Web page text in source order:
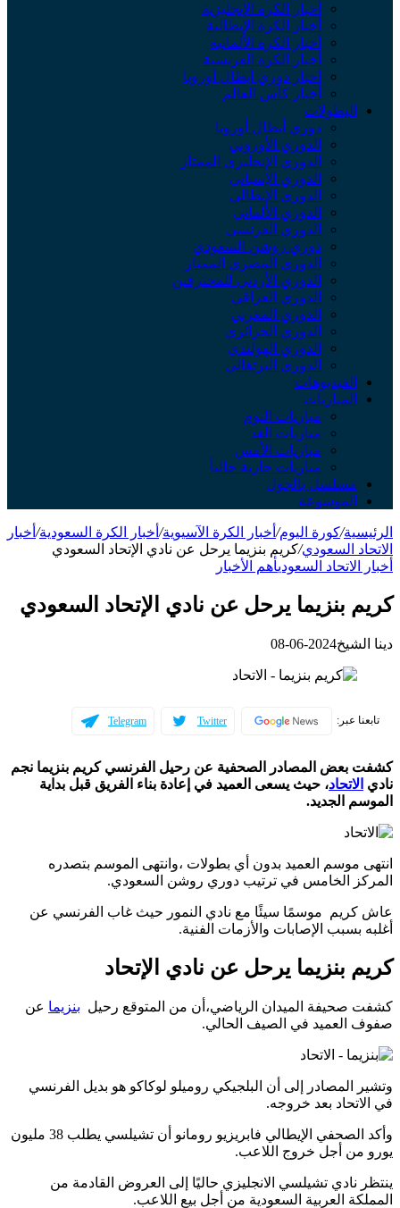
أخبار الكرة الإنجليزية
أخبار الكرة الإيطالية
أخبار الكرة الألمانية
أخبار الكرة الفرنسية
أخبار دوري أبطال أوروبا
أخبار كأس العالم
البطولات
دوري أبطال أوروبا
الدوري الأوروبي
الدوري الإنجليزي الممتاز
الدوري الإسباني
الدوري الإيطالي
الدوري الألماني
الدوري الفرنسي
دوري روشن السعودي
الدوري المصري الممتاز
الدوري الأردني للمحترفين
الدوري العراقي
الدوري المغربي
الدوري الجزائري
الدوري الهولندي
الدوري البرتغالي
الفيديوهات
المباريات
مباريات اليوم
مباريات الغد
مباريات الأمس
مباريات جارية حالياً
مسلسل بالجول
الموسوعة
الرئيسية/كورة اليوم/ أخبار الكرة الآسيوية/ أخبار الكرة السعودية/ أخبار
الاتحاد السعودي/كريم بنزيما يرحل عن نادي الإتحاد السعودي
أخبار الاتحاد السعوديأهم الأخبار
كريم بنزيما يرحل عن نادي الإتحاد السعودي
دينا الشيخ2024-06-08
تابعنا عبر: Twitter
Telegram
كشفت بعض المصادر الصحفية عن رحيل الفرنسي كريم بنزيما نجم
نادي الاتحاد، حيث يسعى العميد في إعادة بناء الفريق قبل بداية
الموسم الجديد.
انتهى موسم العميد بدون أي بطولات ،وانتهى الموسم بتصدره
المركز الخامس في ترتيب دوري روشن السعودي.
عاش كريم موسمًا سيئًا مع نادي النمور حيث غاب الفرنسي عن
أغلبه بسبب الإصابات والأزمات الفنية.
كريم بنزيما يرحل عن نادي الإتحاد
كشفت صحيفة الميدان الرياضي،أن من المتوقع رحيل بنزيما عن
صفوف العميد في الصيف الحالي.
وتشير المصادر إلى أن البلجيكي روميلو لوكاكو هو بديل الفرنسي
في الاتحاد بعد خروجه.
وأكد الصحفي الإيطالي فابريزيو رومانو أن تشيلسي يطلب 38 مليون
يورو من أجل خروج اللاعب.
ينتظر نادي تشيلسي الانجليزي حاليًا إلى العروض القادمة من
المملكة العربية السعودية من أجل بيع اللاعب.